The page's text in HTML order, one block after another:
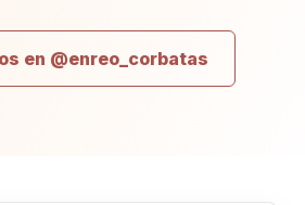
en @enreo_corbatas